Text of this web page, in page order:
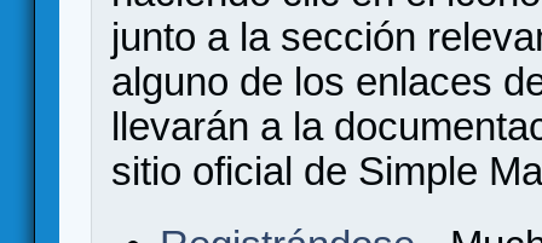
junto a la sección
alguno de los enlaces
llevarán a la
sitio oficial de Simple